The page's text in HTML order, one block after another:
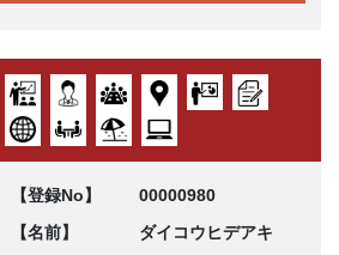
【登録No】
00000980
【名前】
ダイコウヒデアキ